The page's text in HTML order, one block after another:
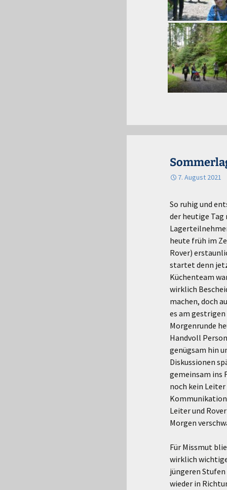
7. August 2021
So ruhig und
der heutige Tag
heute früh im
Rover)
startet denn
Küchenteam
wirklich
machen, doch
es am gestrigen
Morgenrunde
Handvoll
genügsam hin
Diskussionen
gemeinsam ins
noch kein
Leiter und
Morgen
Für Missmut
wirklich
jüngeren
wieder in